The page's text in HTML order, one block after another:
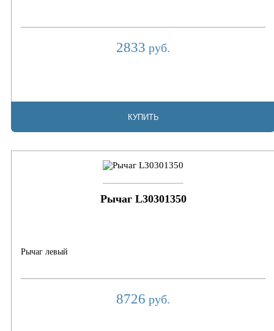
2833 руб.
КУПИТЬ
Рычаг L30301350
Рычаг левый
8726 руб.